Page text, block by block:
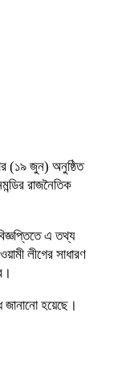
(১৯ জুন) অনুষ্ঠিত
রাজনৈতিক
এ তথ্য
লীগের সাধারণ
জানানো হয়েছে।